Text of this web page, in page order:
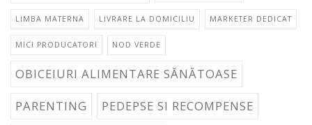
LIMBA MATERNA LIVRARE LA DOMICILIU MARKETER DEDICAT
MICI PRODUCATORI NOD VERDE
OBICEIURI ALIMENTARE SĂNĂTOASE
PARENTING
PEDEPSE SI RECOMPENSE